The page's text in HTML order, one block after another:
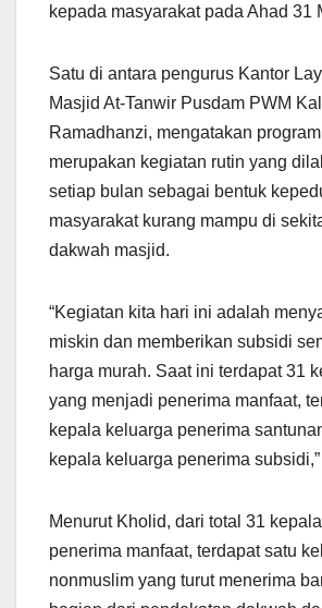
kepada masyarakat pada Ahad 31
Satu di antara pengurus Kantor
Masjid At-Tanwir Pusdam PWM
Ramadhanzi, mengatakan
merupakan kegiatan rutin yang
setiap bulan sebagai bentuk
masyarakat kurang mampu di
dakwah masjid.
“Kegiatan kita hari ini adalah
miskin dan memberikan subsidi
harga murah. Saat ini terdapat 31
yang menjadi penerima manfaat,
kepala keluarga penerima
kepala keluarga penerima
Menurut Kholid, dari total 31
penerima manfaat, terdapat satu
nonmuslim yang turut menerima